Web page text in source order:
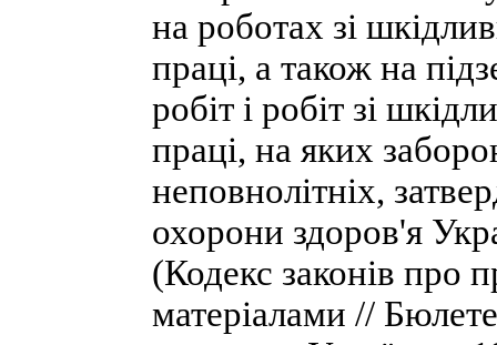
на роботах зі
праці, а також на
робіт і робіт зі
праці, на яких
неповнолітніх,
охорони здоров'я
(Кодекс законів про
матеріалами //